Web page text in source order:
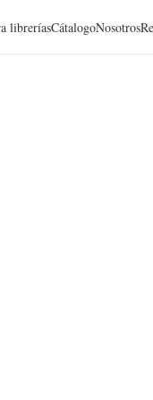
libreríasCátalogoNosotros